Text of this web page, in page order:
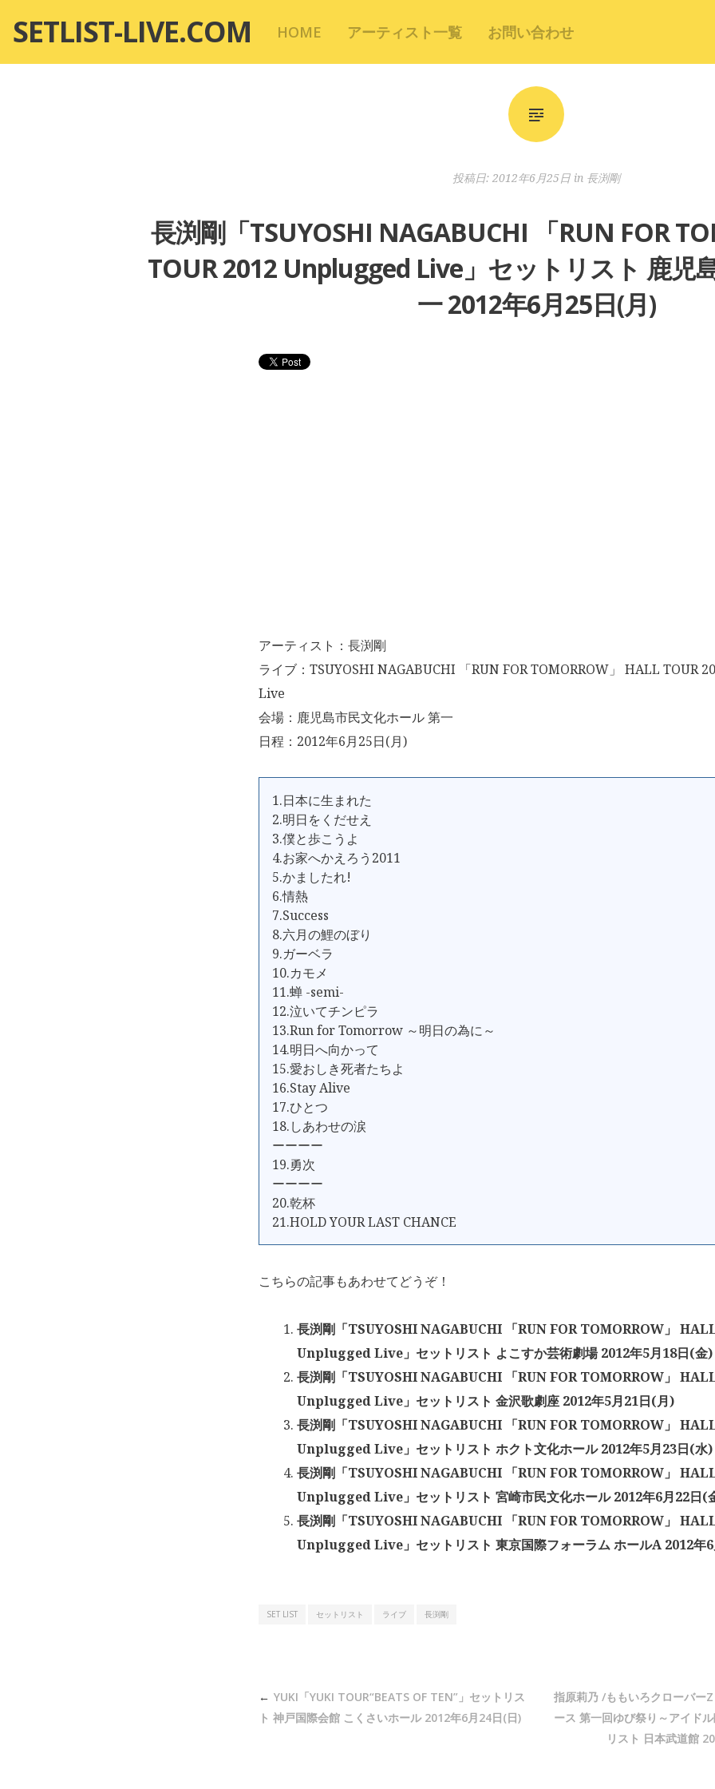
テ
SETLIST-LIVE.COM HOME アーティスト一覧 お問い合わせ
投稿日: 2012年6月25日 in 長渕剛
長渕剛「TSUYOSHI NAGABUCHI 「RUN FOR
TOUR 2012 Unplugged Live」セットリスト 鹿児
一 2012年6月25日(月)
アーティスト：長渕剛
ライブ：TSUYOSHI NAGABUCHI 「RUN FOR TOMORROW」 HALL TOUR
Live
会場：鹿児島市民文化ホール 第一
日程：2012年6月25日(月)
1.日本に生まれた
2.明日をくだせえ
3.僕と歩こうよ
4.お家へかえろう2011
5.かましたれ!
6.情熱
7.Success
8.六月の鯉のぼり
9.ガーベラ
10.カモメ
11.蝉 -semi-
12.泣いてチンピラ
13.Run for Tomorrow ～明日の為に～
14.明日へ向かって
15.愛おしき死者たちよ
16.Stay Alive
17.ひとつ
18.しあわせの涙
ーーーー
19.勇次
ーーーー
20.乾杯
21.HOLD YOUR LAST CHANCE
こちらの記事もあわせてどうぞ！
長渕剛「TSUYOSHI NAGABUCHI 「RUN FOR TOMORROW」
Unplugged Live」セットリスト よこすか芸術劇場 2012年5月18日(金)
長渕剛「TSUYOSHI NAGABUCHI 「RUN FOR TOMORROW」
Unplugged Live」セットリスト 金沢歌劇座 2012年5月21日(月)
長渕剛「TSUYOSHI NAGABUCHI 「RUN FOR TOMORROW」
Unplugged Live」セットリスト ホクト文化ホール 2012年5月23日(水)
長渕剛「TSUYOSHI NAGABUCHI 「RUN FOR TOMORROW」
Unplugged Live」セットリスト 宮崎市民文化ホール 2012年6月22日(
長渕剛「TSUYOSHI NAGABUCHI 「RUN FOR TOMORROW」
Unplugged Live」セットリスト 東京国際フォーラム ホールA 2012年
SET LIST セットリスト ライブ 長渕剛
YUKI「YUKI TOUR“BEATS OF TEN”」セットリス
ト 神戸国際会館 こくさいホール 2012年6月24日(日)
指原莉乃 /ももいろクローバー
ース 第一回ゆび祭り～アイド
リスト 日本武道館